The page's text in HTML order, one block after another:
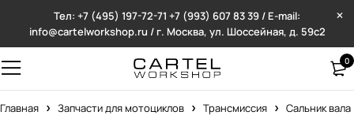
Тел: +7 (495) 197-72-71 +7 (993) 607 83 39 / E-mail:
info@cartelworkshop.ru / г. Москва, ул. Шоссейная, д. 59с2
0
Главная Запчасти для мотоциклов Трансмиссия
Сальник вала